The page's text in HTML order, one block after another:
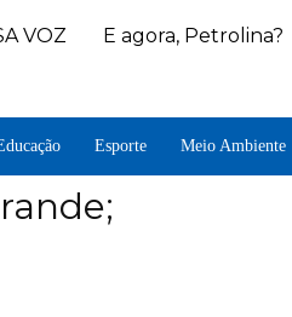
VOZ E agora, Petrolina?
Esporte Meio Ambiente